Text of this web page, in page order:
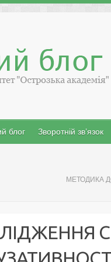
блог Зворотній зв’язок
МЕТОДИКА